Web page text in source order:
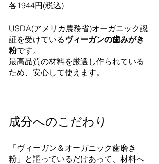
各1944円(税込)
USDA(アメリカ農務省)オーガニック認
証を受けている ヴィーガンの歯みがき
粉です。
最高品質の材料を厳選し作られている
ため、安心して使えます。
成分へのこだわり
「ヴィーガン＆オーガニック歯磨き
粉」と謳っているだけあって、材料へ